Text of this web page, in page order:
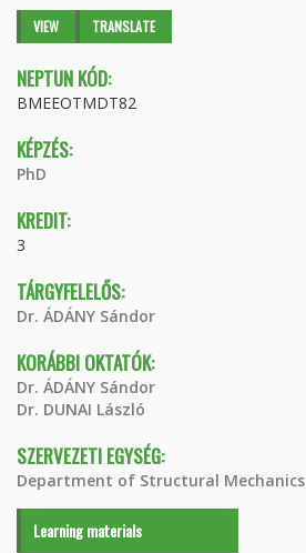
Primary tabs
VIEW (ACTIVETRANSLATE
NEPTUN KÓD:
BMEEOTMDT82
KÉPZÉS:
PhD
KREDIT:
3
TÁRGYFELELŐS:
Dr. ÁDÁNY Sándor
KORÁBBI OKTATÓK:
Dr. ÁDÁNY Sándor
Dr. DUNAI László
SZERVEZETI EGYSÉG:
Department of Structural Mechanics
Learning materials